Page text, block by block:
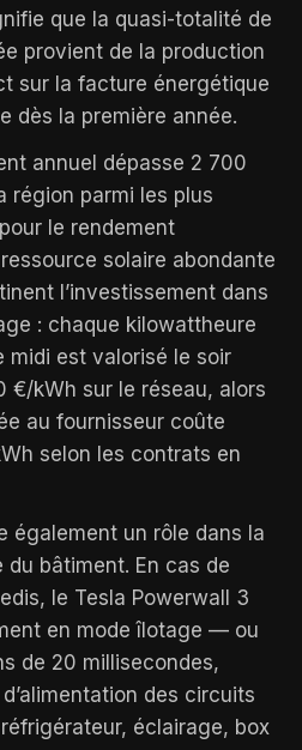
que la quasi-totalité de
provient de la production
sur la facture énergétique
dès la première année.
annuel dépasse 2 700
région parmi les plus
le rendement
solaire abondante
l’investissement dans
: chaque kilowattheure
midi est valorisé le soir
€/kWh sur le réseau, alors
au fournisseur coûte
selon les contrats en
également un rôle dans la
bâtiment. En cas de
le Tesla Powerwall 3
en mode îlotage — ou
de 20 millisecondes,
des circuits
éclairage, box